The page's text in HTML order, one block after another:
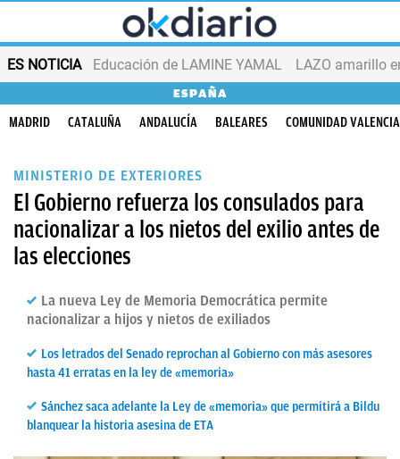
ES NOTICIA Educación de LAMINE YAMAL LAZO amarillo
ESPAÑA
MADRID CATALUÑA ANDALUCÍA BALEARES COMUNIDAD
MINISTERIO DE EXTERIORES
El Gobierno refuerza los consulados para
nacionalizar a los nietos del exilio antes de
las elecciones
La nueva Ley de Memoria Democrática permite
nacionalizar a hijos y nietos de exiliados
Los letrados del Senado reprochan al Gobierno con más asesores
hasta 41 erratas en la ley de «memoria»
Sánchez saca adelante la Ley de «memoria» que permitirá a Bildu
blanquear la historia asesina de ETA